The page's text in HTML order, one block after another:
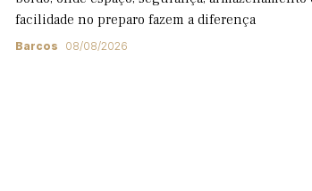
facilidade no preparo fazem a diferença
Barcos 08/08/2026